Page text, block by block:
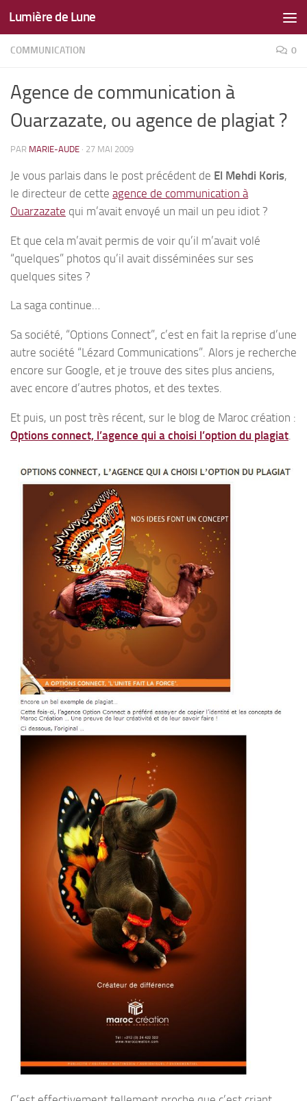
Skip to content
Lumière de Lune
COMMUNICATION 0
Agence de communication à
Ouarzazate, ou agence de plagiat ?
PAR MARIE-AUDE · 27 MAI 2009
Je vous parlais dans le post précédent de El Mehdi Koris,
le directeur de cette agence de communication à
Ouarzazate qui m’avait envoyé un mail un peu idiot ?
Et que cela m’avait permis de voir qu’il m’avait volé
“quelques” photos qu’il avait disséminées sur ses
quelques sites ?
La saga continue…
Sa société, “Options Connect”, c’est en fait la reprise d’une
autre société “Lézard Communications”. Alors je recherche
encore sur Google, et je trouve des sites plus anciens,
avec encore d’autres photos, et des textes.
Et puis, un post très récent, sur le blog de Maroc création :
Options connect, l’agence qui a choisi l’option du plagiat